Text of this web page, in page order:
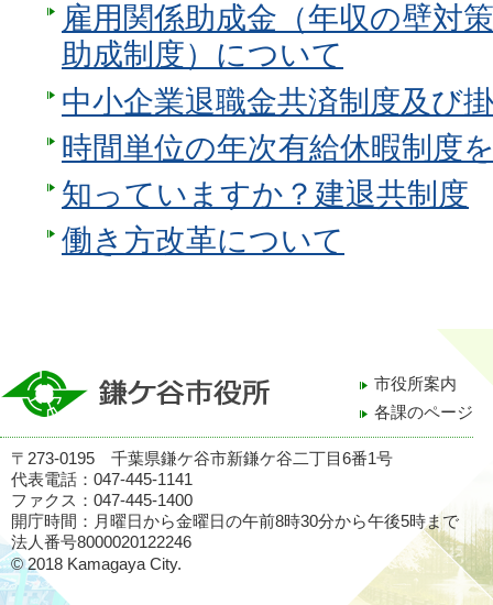
雇用関係助成金（年収の壁対
助成制度）について
中小企業退職金共済制度及び
時間単位の年次有給休暇制度
知っていますか？建退共制度
働き方改革について
市役所案内
各課のページ
〒273-0195 千葉県鎌ケ谷市新鎌ケ谷二丁目6番1号
代表電話：047-445-1141
ファクス：047-445-1400
開庁時間：月曜日から金曜日の午前8時30分から午後5時まで
法人番号8000020122246
© 2018 Kamagaya City.